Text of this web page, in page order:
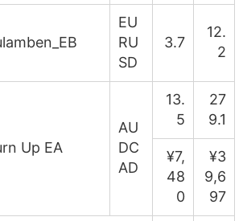
EU
RU
SD
3.7
12.
2
Up EA
AU
DC
AD
13.
5
27
9.1
¥7,
48
0
¥3
9,6
97